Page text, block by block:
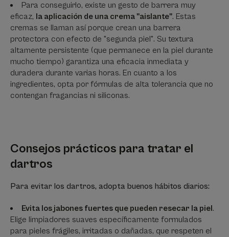
Para conseguirlo, existe un gesto de barrera muy
eficaz, la aplicación de una crema "aislante". Estas
cremas se llaman así porque crean una barrera
protectora con efecto de "segunda piel". Su textura
altamente persistente (que permanece en la piel durante
mucho tiempo) garantiza una eficacia inmediata y
duradera durante varias horas. En cuanto a los
ingredientes, opta por fórmulas de alta tolerancia que no
contengan fragancias ni siliconas.
Consejos prácticos para tratar el
dartros
Para evitar los dartros, adopta buenos hábitos diarios:
Evita los jabones fuertes que pueden resecar la piel.
Elige limpiadores suaves específicamente formulados
para pieles frágiles, irritadas o dañadas, que respeten el